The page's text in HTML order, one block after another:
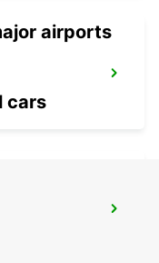
airports
cars